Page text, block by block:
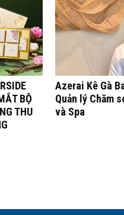
BỘ
THU
Azerai Kê Gà
Quản lý Chăm
và Spa